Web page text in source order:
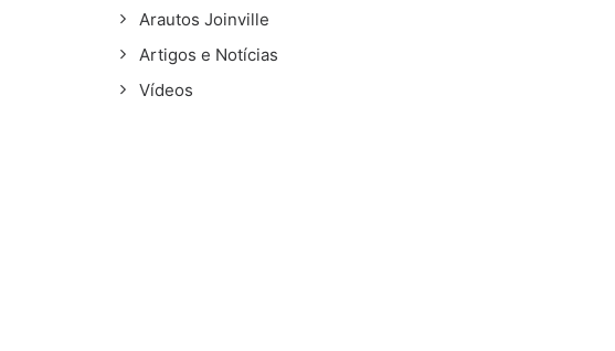
Arautos Joinville
Artigos e Notícias
Vídeos